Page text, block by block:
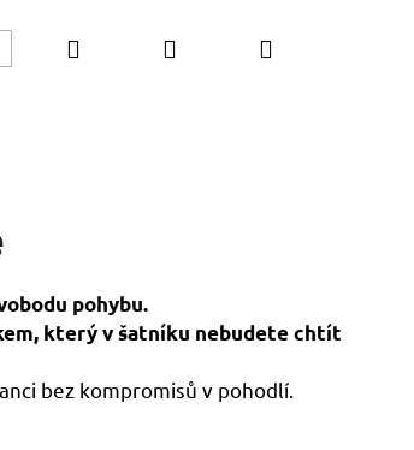
Hledat PřihlášeníNákupní
pohybu.
který v šatníku nebudete chtít
bez kompromisů v pohodlí.